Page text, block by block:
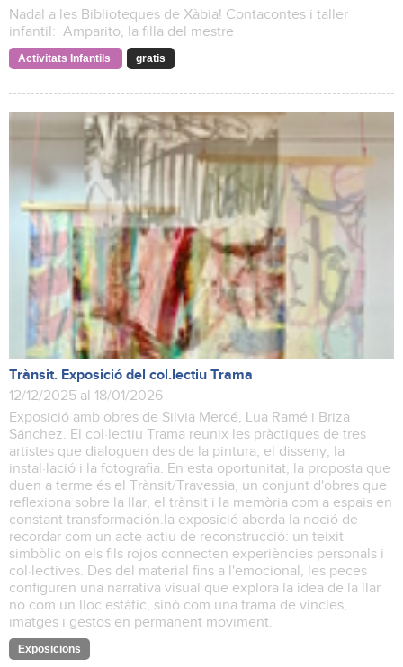
Nadal a les Biblioteques de Xàbia! Contacontes i taller
infantil: Amparito, la filla del mestre
Activitats Infantils gratis
Trànsit. Exposició del col.lectiu Trama
12/12/2025 al 18/01/2026
Exposició amb obres de Silvia Mercé, Lua Ramé i Briza
Sánchez. El col·lectiu Trama reunix les pràctiques de tres
artistes que dialoguen des de la pintura, el disseny, la
instal·lació i la fotografia. En esta oportunitat, la proposta que
duen a terme és el Trànsit/Travessia, un conjunt d'obres que
reflexiona sobre la llar, el trànsit i la memòria com a espais en
constant transformación.la exposició aborda la noció de
recordar com un acte actiu de reconstrucció: un teixit
simbòlic on els fils rojos connecten experiències personals i
col·lectives. Des del material fins a l'emocional, les peces
configuren una narrativa visual que explora la idea de la llar
no com un lloc estàtic, sinó com una trama de vincles,
imatges i gestos en permanent moviment.
Exposicions